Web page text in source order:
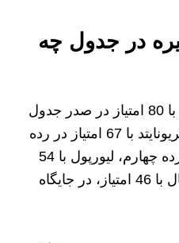
در جدول چه
درحال حاضر، منچسترسیتی با 80 امتیاز در صدر جدول
قرار دارد. پس از آن منچستریونایتد با 67 امتیاز در رده‌
دوم، چلسی با 61 امتیاز در رده‌ چهارم، لیورپول با 54
امتیاز در رده‌ ششم، و آرسنال با 46 امتیاز، در جایگاه